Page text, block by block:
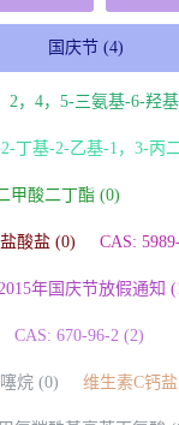
国庆节(4)
2，4，5-三氨基-6-羟
2-丁基-2-乙基-1，3-丙
甲酸二丁酯 (0)
酸盐 (0) CAS:
年国庆节放假通知
CAS: 670-96-2 (2)
烷 (0) 维生素C钙